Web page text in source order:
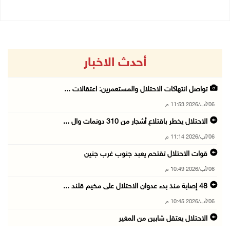
أحدث الاخبار
تواصل انتهاكات الاحتلال والمستعمرين: اعتقالات ...
06/آب/2026 11:53 م
الاحتلال يخطر باقتلاع أشجار من 310 دونمات وال ...
06/آب/2026 11:14 م
قوات الاحتلال تقتحم يعبد جنوب غرب جنين
06/آب/2026 10:49 م
48 إصابة منذ بدء عدوان الاحتلال على مخيم قلند ...
06/آب/2026 10:45 م
الاحتلال يعتقل شابين من المغير